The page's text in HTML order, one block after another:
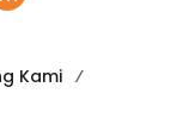
Kami